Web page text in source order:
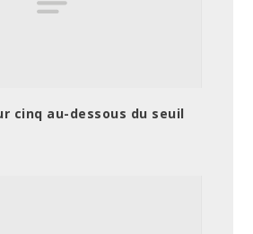
cinq au-dessous du seuil